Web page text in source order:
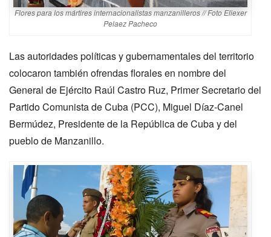
Flores para los mártires internacionalistas manzanilleros // Foto Eliexer
Pelaez Pacheco
Las autoridades políticas y gubernamentales del territorio
colocaron también ofrendas florales en nombre del
General de Ejército Raúl Castro Ruz, Primer Secretario del
Partido Comunista de Cuba (PCC), Miguel Díaz-Canel
Bermúdez, Presidente de la República de Cuba y del
pueblo de Manzanillo.